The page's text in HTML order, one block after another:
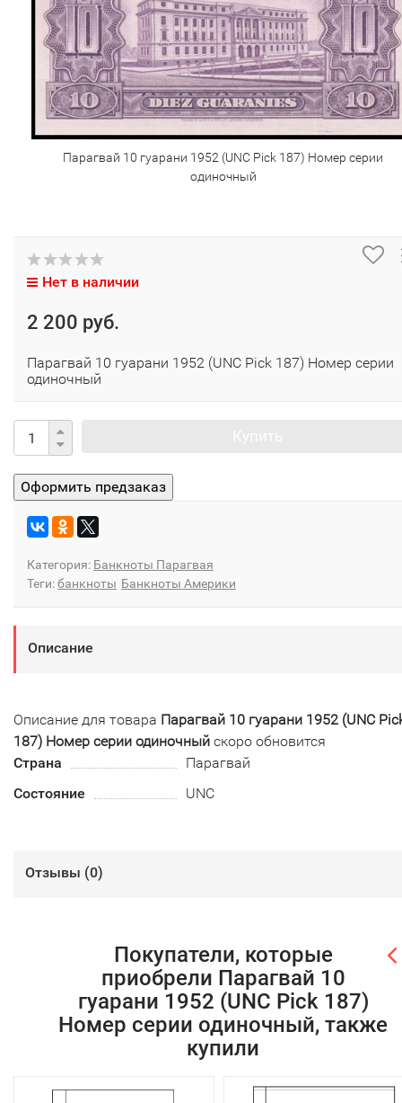
Парагвай 10 гуарани 1952 (UNC Pick 187) Номер серии
одиночный
Нет в наличии
2 200 руб.
Парагвай 10 гуарани 1952 (UNC Pick 187) Номер серии
одиночный
Категория: Банкноты Парагвая
Теги:банкноты Банкноты Америки
Описание
Описание для товара Парагвай 10 гуарани 1952 (UNC
187) Номер серии одиночный скоро обновится
Страна
Парагвай
Состояние
UNC
Отзывы (0)
Покупатели, которые
приобрели Парагвай 10
гуарани 1952 (UNC Pick 187)
Номер серии одиночный, также
купили